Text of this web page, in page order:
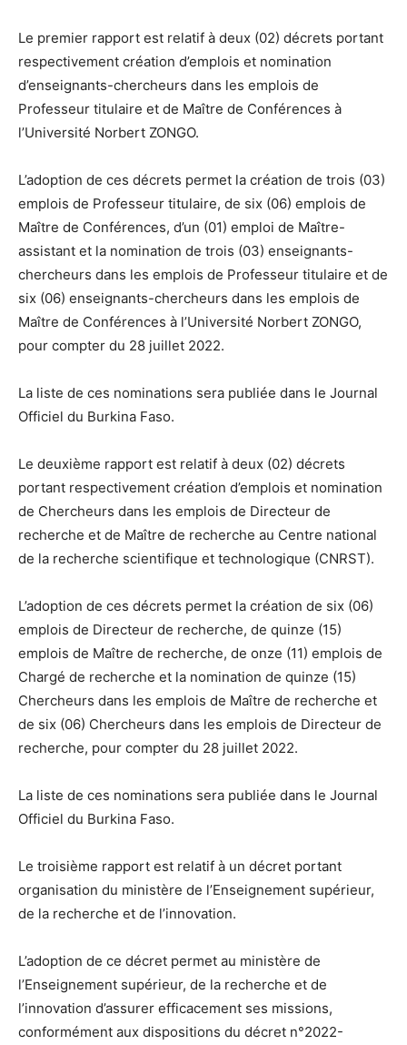
Le premier rapport est relatif à deux (02) décrets portant
respectivement création d’emplois et nomination
d’enseignants-chercheurs dans les emplois de
Professeur titulaire et de Maître de Conférences à
l’Université Norbert ZONGO.
L’adoption de ces décrets permet la création de trois (03)
emplois de Professeur titulaire, de six (06) emplois de
Maître de Conférences, d’un (01) emploi de Maître-
assistant et la nomination de trois (03) enseignants-
chercheurs dans les emplois de Professeur titulaire et de
six (06) enseignants-chercheurs dans les emplois de
Maître de Conférences à l’Université Norbert ZONGO,
pour compter du 28 juillet 2022.
La liste de ces nominations sera publiée dans le Journal
Officiel du Burkina Faso.
Le deuxième rapport est relatif à deux (02) décrets
portant respectivement création d’emplois et nomination
de Chercheurs dans les emplois de Directeur de
recherche et de Maître de recherche au Centre national
de la recherche scientifique et technologique (CNRST).
L’adoption de ces décrets permet la création de six (06)
emplois de Directeur de recherche, de quinze (15)
emplois de Maître de recherche, de onze (11) emplois de
Chargé de recherche et la nomination de quinze (15)
Chercheurs dans les emplois de Maître de recherche et
de six (06) Chercheurs dans les emplois de Directeur de
recherche, pour compter du 28 juillet 2022.
La liste de ces nominations sera publiée dans le Journal
Officiel du Burkina Faso.
Le troisième rapport est relatif à un décret portant
organisation du ministère de l’Enseignement supérieur,
de la recherche et de l’innovation.
L’adoption de ce décret permet au ministère de
l’Enseignement supérieur, de la recherche et de
l’innovation d’assurer efficacement ses missions,
conformément aux dispositions du décret n°2022-